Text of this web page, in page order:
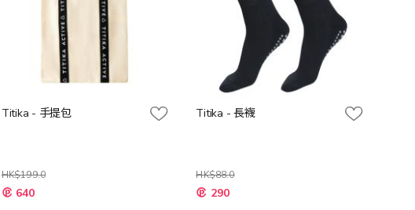
Titika - 手提包
HK$199.0
特
殊 640
Titika - 長襪
HK$88.0
特
殊 290